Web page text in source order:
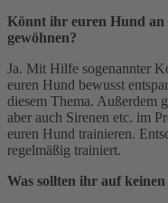
Könnt ihr euren Hund an
gewöhnen?
Ja. Mit Hilfe sogenannter
euren Hund bewusst
diesem Thema. Außerdem
aber auch Sirenen etc. im
euren Hund trainieren.
regelmäßig trainiert.
Was sollten ihr auf